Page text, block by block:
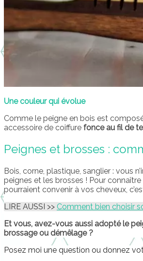
Une couleur qui évolue
Comme le peigne en bois est
accessoire de coiffure fonce au fil de
Peignes et brosses :
Bois, corne, plastique, sanglier : vous
peignes et les brosses ! Pour
pourraient convenir à vos cheveux,
LIRE AUSSI >> Comment bien choisir
Et vous, avez-vous aussi adopté le
brossage ou démêlage ?
Posez moi une question ou donnez